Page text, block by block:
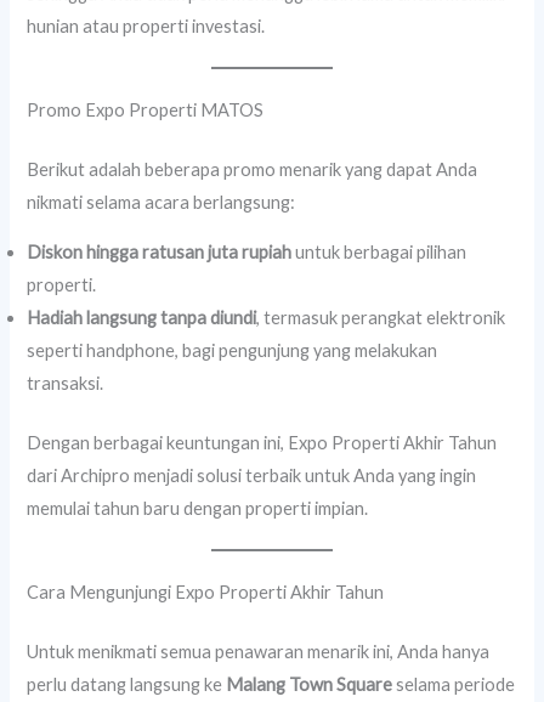
hunian atau properti investasi.
Promo Expo Properti MATOS
Berikut adalah beberapa promo menarik yang dapat Anda
nikmati selama acara berlangsung:
Diskon hingga ratusan juta rupiahuntuk berbagai pilihan
properti.
Hadiah langsung tanpa diundi, termasuk perangkat elektronik
seperti handphone, bagi pengunjung yang melakukan
transaksi.
Dengan berbagai keuntungan ini, Expo Properti Akhir Tahun
dari Archipro menjadi solusi terbaik untuk Anda yang ingin
memulai tahun baru dengan properti impian.
Cara Mengunjungi Expo Properti Akhir Tahun
Untuk menikmati semua penawaran menarik ini, Anda hanya
perlu datang langsung ke Malang Town Squareselama periode